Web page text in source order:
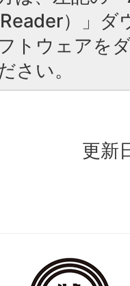
）」ダ
トウェアを
さい。
更新